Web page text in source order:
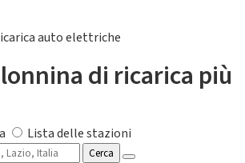
auto elettriche
di ricarica più
Lista delle stazioni
Cerca